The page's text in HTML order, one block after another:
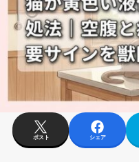
ポスト シェア